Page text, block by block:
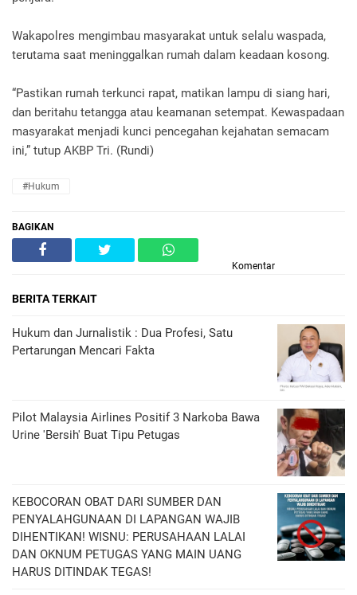
Wakapolres mengimbau masyarakat untuk selalu waspada,
terutama saat meninggalkan rumah dalam keadaan kosong.
“Pastikan rumah terkunci rapat, matikan lampu di siang hari,
dan beritahu tetangga atau keamanan setempat. Kewaspadaan
masyarakat menjadi kunci pencegahan kejahatan semacam
ini,” tutup AKBP Tri. (Rundi)
#Hukum
BAGIKAN
Komentar
BERITA TERKAIT
Hukum dan Jurnalistik : Dua Profesi, Satu
Pertarungan Mencari Fakta
Pilot Malaysia Airlines Positif 3 Narkoba Bawa
Urine 'Bersih' Buat Tipu Petugas
KEBOCORAN OBAT DARI SUMBER DAN
PENYALAHGUNAAN DI LAPANGAN WAJIB
DIHENTIKAN! WISNU: PERUSAHAAN LALAI
DAN OKNUM PETUGAS YANG MAIN UANG
HARUS DITINDAK TEGAS!